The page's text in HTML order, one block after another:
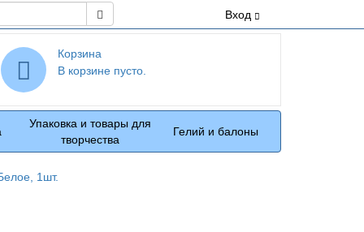
Вход
Корзина
В корзине пусто.
Упаковка и товары для
творчества
Гелий и балоны
1шт.